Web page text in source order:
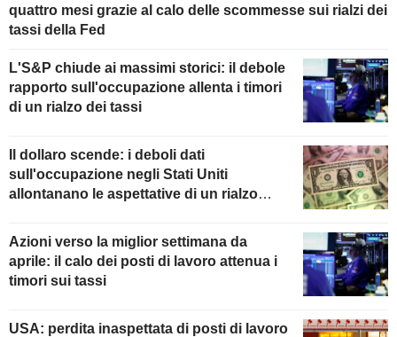
quattro mesi grazie al calo delle scommesse sui rialzi dei
tassi della Fed
L'S&P chiude ai massimi storici: il debole
rapporto sull'occupazione allenta i timori
di un rialzo dei tassi
Il dollaro scende: i deboli dati
sull'occupazione negli Stati Uniti
allontanano le aspettative di un rialzo
Azioni verso la miglior settimana da
aprile: il calo dei posti di lavoro attenua i
timori sui tassi
USA: perdita inaspettata di posti di lavoro